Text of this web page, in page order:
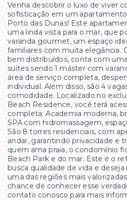
Venha descobrir o luxo de viver
sofisticação em um
Porto das Dunas! Este
uma linda vista para o mar, que
varanda gourmet, um espaço
familiares com muita elegância.
bem distribuídos, conta com
suítes sendo 1 máster com
área de serviço completa,
individual. Além disso, são 4
comodidade. Localizado no
Beach Residence, você terá
completa: Academia moderna,
SPA com hidromassagem,
São 8 torres residenciais, com
andar, garantindo privacidade e
quem ama praia, o condomínio
Beach Park e do mar. Este é o
busca qualidade de vida e
uma das regiões mais
chance de conhecer esse
contato conosco para mais